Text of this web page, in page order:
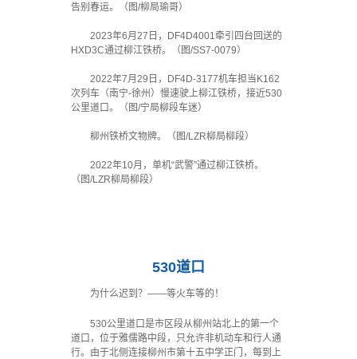
告别春运。（图/柳局瑜哥）
2023年6月27日，DF4D4001牵引四台回送的
HXD3C通过柳江铁桥。（图/SS7-0079）
2022年7月29日，DF4D-3177机车担当K162
次列车（南宁-徐州）慢速驶上柳江铁桥，接近530
公里道口。（图/宁局柳段车迷）
柳州铁桥文物牌。（图/LZR柳局柳段）
2022年10月，单机“武警”通过柳江铁桥。
（图/LZR柳局柳段）
530道口
为什么迟到？——等火车等的！
530公里道口是市区段从柳州站北上的第一个
道口，位于雅儒路中段，只允许非机动车和行人通
行。由于北侧连接柳州市第十五中学正门，每到上